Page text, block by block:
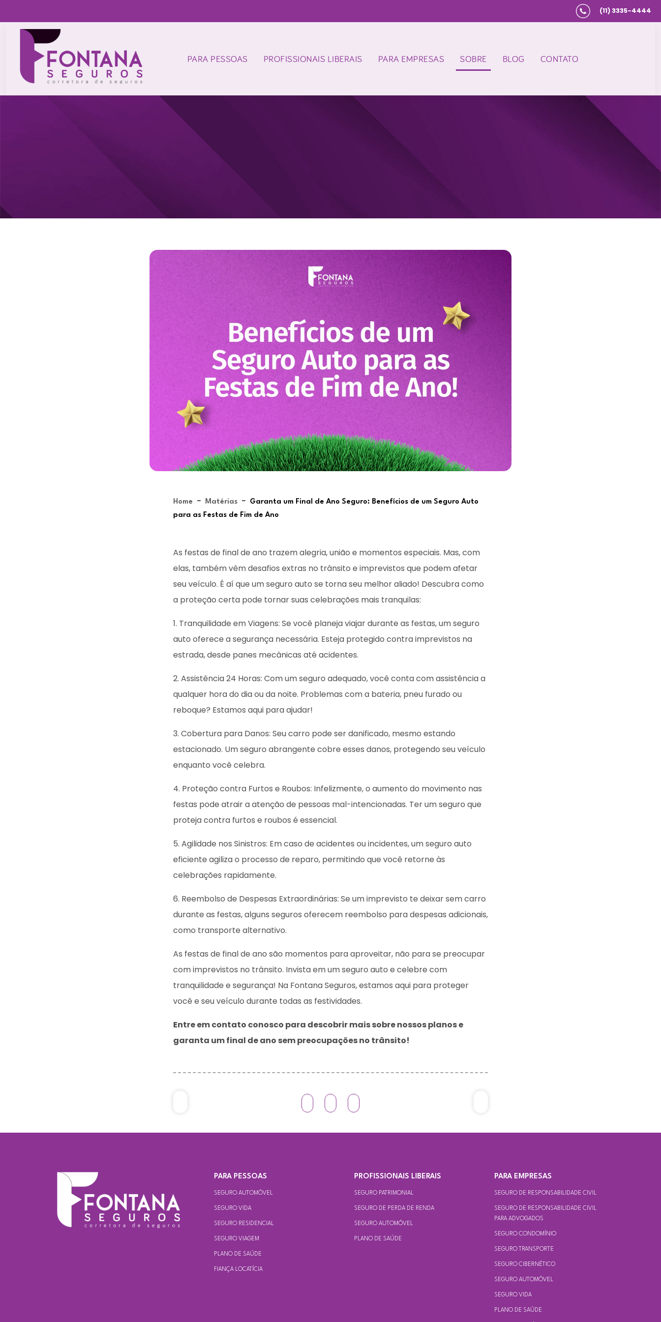
(11) 3335-4444
PARA PESSOAS PROFISSIONAIS LIBERAIS PARA EMPRESAS SOBRE BLOG CONTATO
Home - Matérias -
Garanta um Final de Ano Seguro: Benefícios de um Seguro Auto
para as Festas de Fim de Ano
As festas de final de ano trazem alegria, união e momentos especiais. Mas, com
elas, também vêm desafios extras no trânsito e imprevistos que podem afetar
seu veículo. É aí que um seguro auto se torna seu melhor aliado! Descubra como
a proteção certa pode tornar suas celebrações mais tranquilas:
1. Tranquilidade em Viagens: Se você planeja viajar durante as festas, um seguro
auto oferece a segurança necessária. Esteja protegido contra imprevistos na
estrada, desde panes mecânicas até acidentes.
2. Assistência 24 Horas: Com um seguro adequado, você conta com assistência a
qualquer hora do dia ou da noite. Problemas com a bateria, pneu furado ou
reboque? Estamos aqui para ajudar!
3. Cobertura para Danos: Seu carro pode ser danificado, mesmo estando
estacionado. Um seguro abrangente cobre esses danos, protegendo seu veículo
enquanto você celebra.
4. Proteção contra Furtos e Roubos: Infelizmente, o aumento do movimento nas
festas pode atrair a atenção de pessoas mal-intencionadas. Ter um seguro que
proteja contra furtos e roubos é essencial.
5. Agilidade nos Sinistros: Em caso de acidentes ou incidentes, um seguro auto
eficiente agiliza o processo de reparo, permitindo que você retorne às
celebrações rapidamente.
6. Reembolso de Despesas Extraordinárias: Se um imprevisto te deixar sem carro
durante as festas, alguns seguros oferecem reembolso para despesas adicionais,
como transporte alternativo.
As festas de final de ano são momentos para aproveitar, não para se preocupar
com imprevistos no trânsito. Invista em um seguro auto e celebre com
tranquilidade e segurança! Na Fontana Seguros, estamos aqui para proteger
você e seu veículo durante todas as festividades.
Entre em contato conosco para descobrir mais sobre nossos planos e
garanta um final de ano sem preocupações no trânsito!
PARA PESSOAS
SEGURO AUTOMÓVEL
SEGURO VIDA
SEGURO RESIDENCIAL
SEGURO VIAGEM
PLANO DE SAÚDE
FIANÇA LOCATÍCIA
PROFISSIONAIS LIBERAIS
SEGURO PATRIMONIAL
SEGURO DE PERDA DE RENDA
SEGURO AUTOMÓVEL
PLANO DE SAÚDE
PARA EMPRESAS
SEGURO DE RESPONSABILIDADE CIVIL
SEGURO DE RESPONSABILIDADE CIVIL
PARA ADVOGADOS
SEGURO CONDOMÍNIO
SEGURO TRANSPORTE
SEGURO CIBERNÉTICO
SEGURO AUTOMÓVEL
SEGURO VIDA
PLANO DE SAÚDE